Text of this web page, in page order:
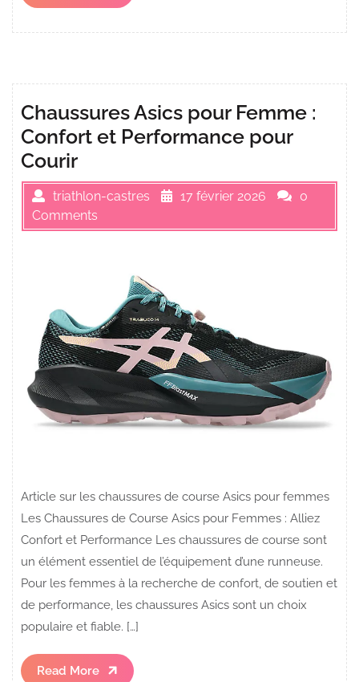
More
Chaussures Asics pour Femme :
Confort et Performance pour
Courir
triathlon-castres 17 février 2026
0
Comments
Article sur les chaussures de course Asics pour femmes
Les Chaussures de Course Asics pour Femmes : Alliez
Confort et Performance Les chaussures de course sont
un élément essentiel de l’équipement d’une runneuse.
Pour les femmes à la recherche de confort, de soutien et
de performance, les chaussures Asics sont un choix
populaire et fiable. […]
Read More
Read